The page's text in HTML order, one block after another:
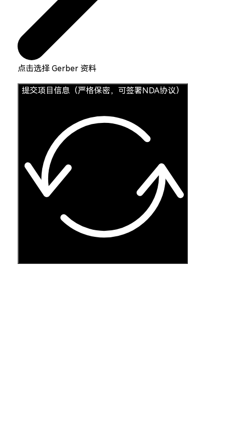
点击选择 Gerber 资料
提交项目信息（严格保密，可签署NDA协议）